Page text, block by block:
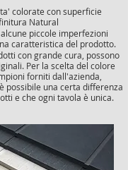
colorate con superficie
Natural
piccole imperfezioni
caratteristica del prodotto.
con grande cura, possono
Per la scelta del colore
forniti dall'azienda,
possibile una certa differenza
e che ogni tavola è unica.